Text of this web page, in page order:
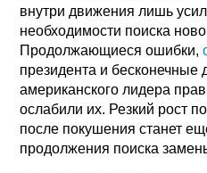
внутри движения лишь
необходимости поиска
Продолжающиеся ошибки,
президента и бесконечные
американского лидера
ослабили их. Резкий рост
после покушения станет
продолжения поиска